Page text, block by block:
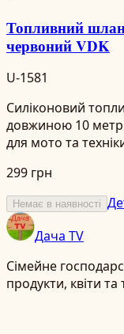
Топливний
червоний VDK
U-1581
Силіконовий
довжиною 10
для мото та
299 грн
Немає в наявності
Дача TV
Сімейне
продукти, квіти